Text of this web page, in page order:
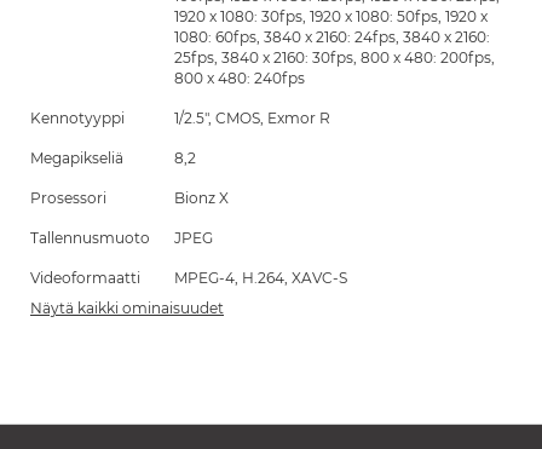
1920 x 1080: 30fps, 1920 x 1080: 50fps, 1920 x
1080: 60fps, 3840 x 2160: 24fps, 3840 x 2160:
25fps, 3840 x 2160: 30fps, 800 x 480: 200fps,
800 x 480: 240fps
Kennotyyppi 1/2.5", CMOS, Exmor R
Megapikseliä 8,2
Prosessori Bionz X
Tallennusmuoto JPEG
Videoformaatti
MPEG-4, H.264, XAVC-S
Näytä kaikki ominaisuudet